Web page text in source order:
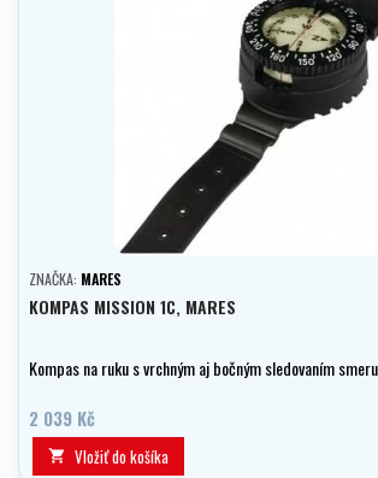
ZNAČKA: MARES
KOMPAS MISSION 1C, MARES
Kompas na ruku s vrchným aj bočným sledovaním smeru.
2 039 Kč
 Vložiť do košíka